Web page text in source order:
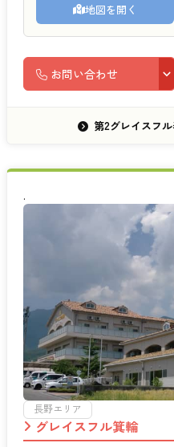
地図を開く
お問い合わせ
第2グレイスフ
.
グレイスフル箕輪
長野エリア